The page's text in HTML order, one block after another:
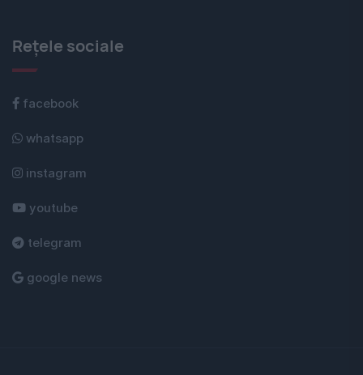
Rețele sociale
facebook
whatsapp
instagram
youtube
telegram
google news